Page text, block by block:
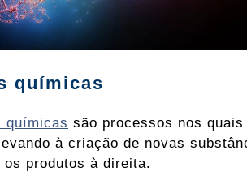
químicas
químicas são processos nos
à criação de novas
os produtos à direita.